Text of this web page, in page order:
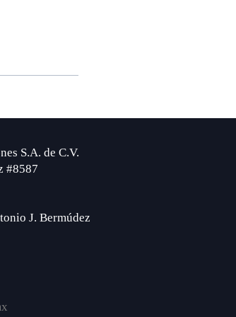
S.A. de C.V.
#8587
J. Bermúdez